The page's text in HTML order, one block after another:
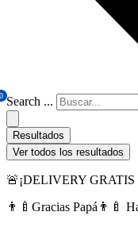
0 Search ...
Resultados
Ver todos los resultados
🚨¡DELIVERY GRATIS
👨‍🍼Gracias Papá👨‍🍼